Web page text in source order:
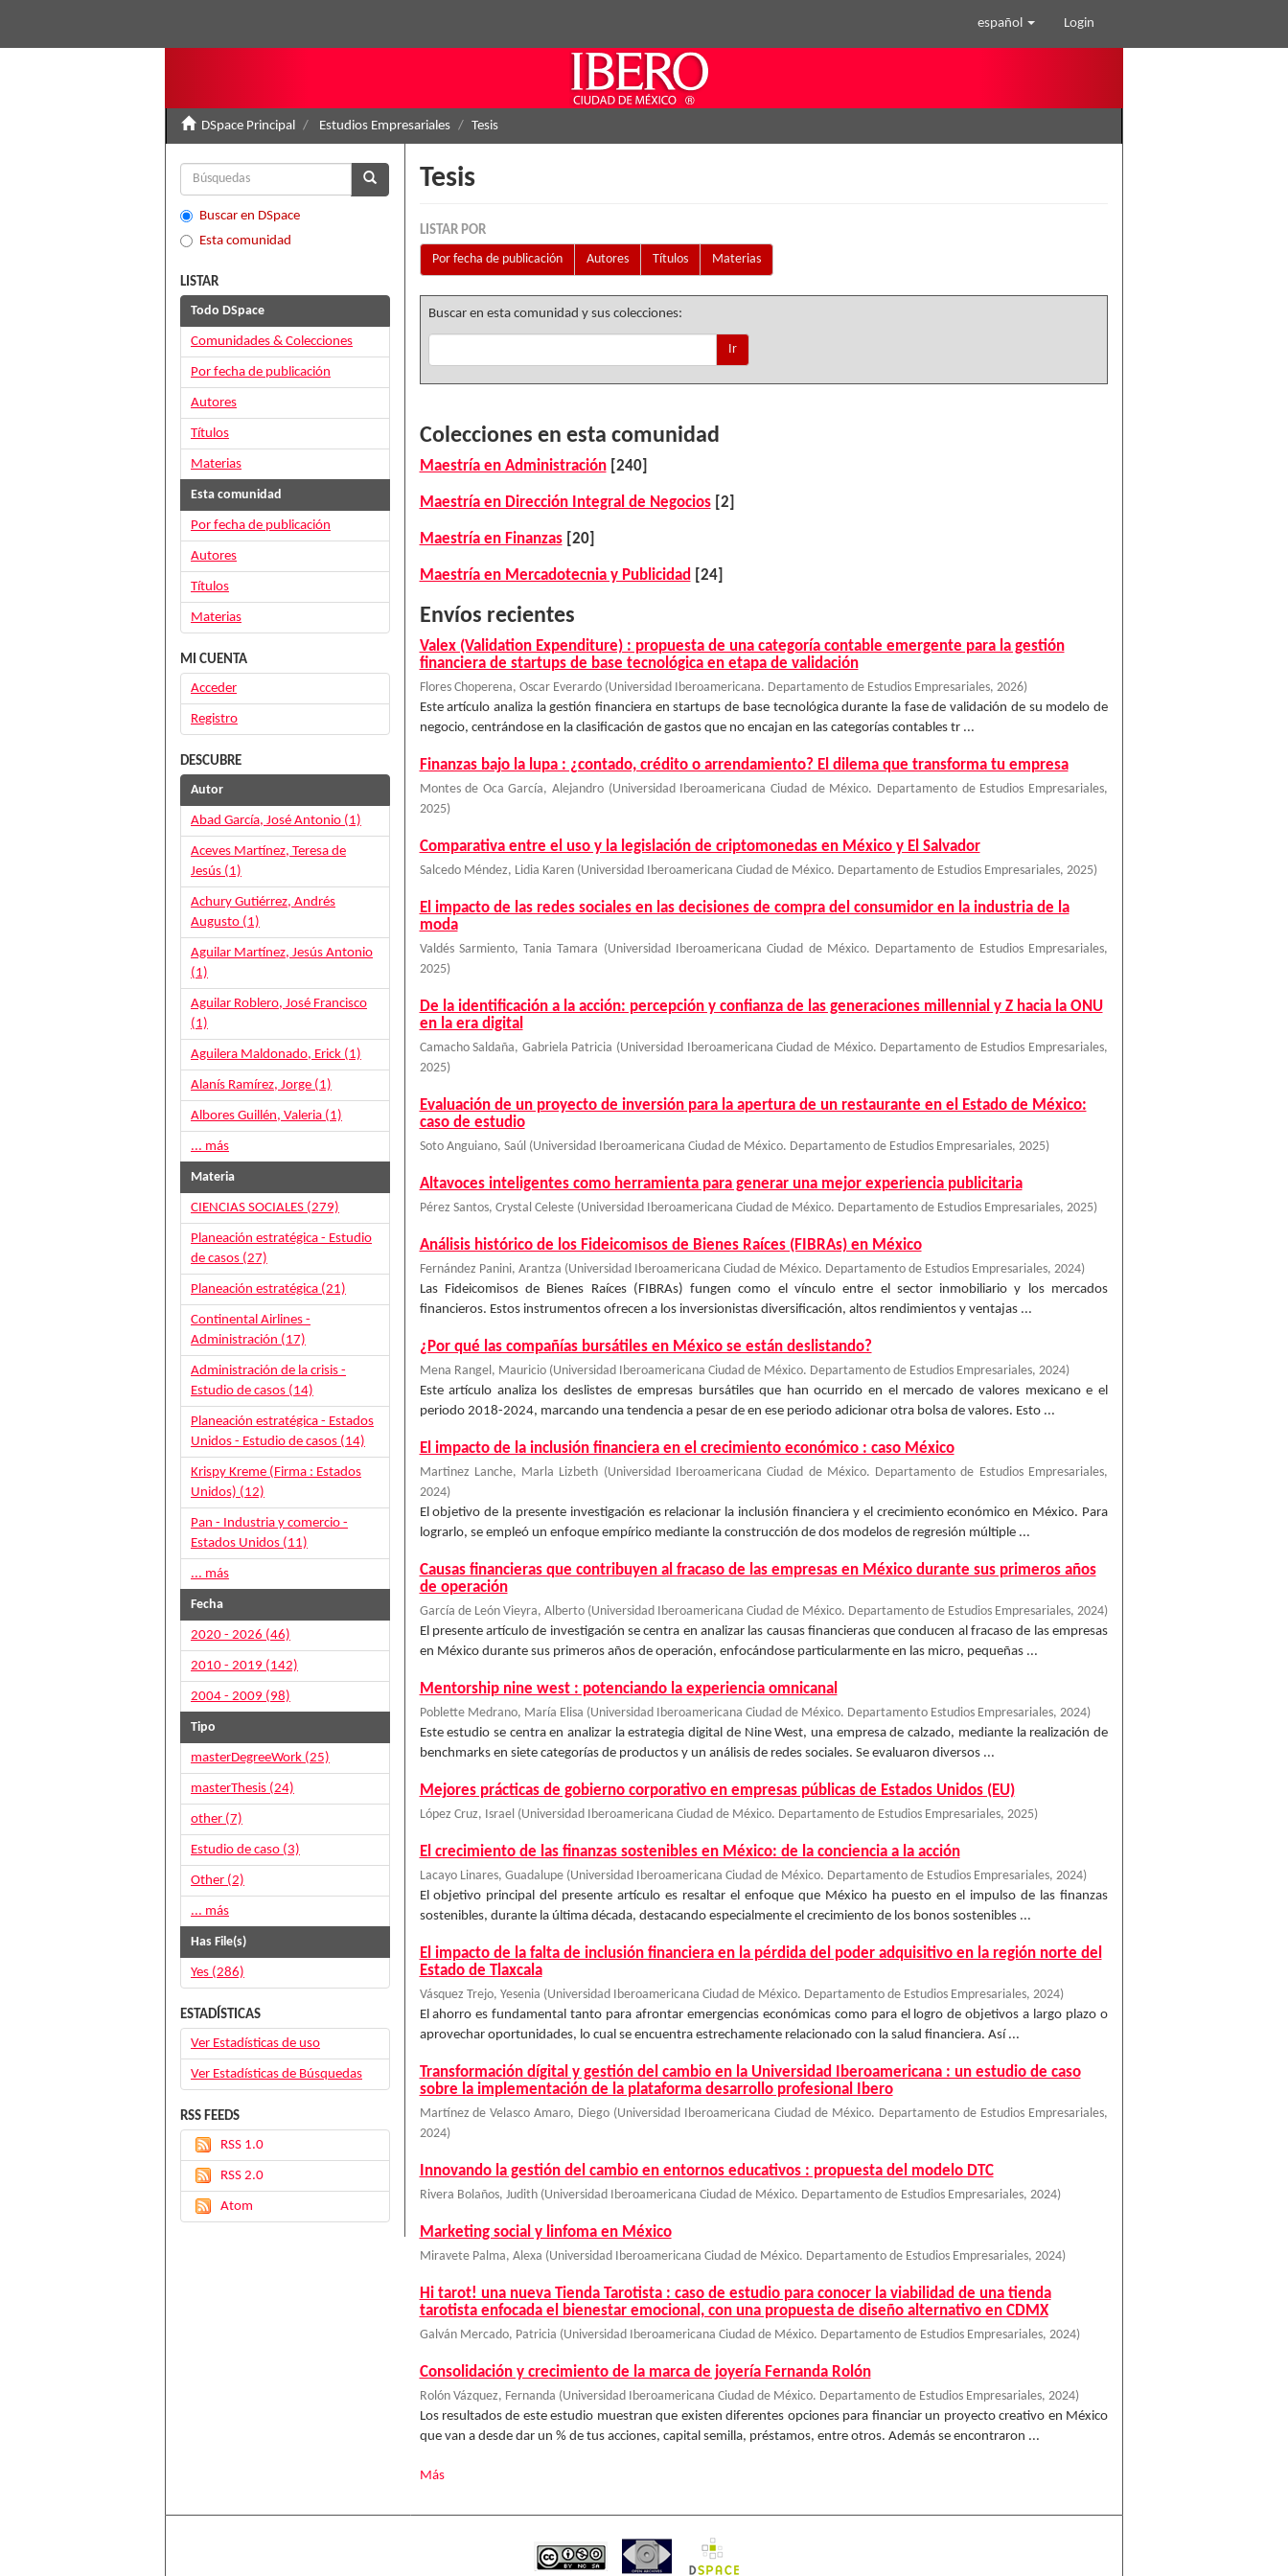
español Login
DSpace Principal Estudios Empresariales Tesis
Tesis
LISTAR POR
Por fecha de publicación
Autores Títulos Materias
Buscar en esta comunidad y sus colecciones:
Ir
Colecciones en esta comunidad
Maestría en Administración[240]
Maestría en Dirección Integral de Negocios[2]
Maestría en Finanzas[20]
Maestría en Mercadotecnia y Publicidad [24]
Envíos recientes
Valex (Validation Expenditure) : propuesta de una categoría contable emergente para la gestión
financiera de startups de base tecnológica en etapa de validación
Flores Choperena, Oscar Everardo (Universidad Iberoamericana. Departamento de Estudios Empresariales, 2026)
Este artículo analiza la gestión financiera en startups de base tecnológica durante la fase de validación de su modelo de
negocio, centrándose en la clasificación de gastos que no encajan en las categorías contables tr ...
Finanzas bajo la lupa : ¿contado, crédito o arrendamiento? El dilema que transforma tu empresa
Montes de Oca García, Alejandro (Universidad Iberoamericana Ciudad de México. Departamento de Estudios Empresariales,
2025)
Comparativa entre el uso y la legislación de criptomonedas en México y El Salvador
Salcedo Méndez, Lidia Karen (Universidad Iberoamericana Ciudad de México. Departamento de Estudios Empresariales, 2025)
El impacto de las redes sociales en las decisiones de compra del consumidor en la industria de la
moda
Valdés Sarmiento, Tania Tamara (Universidad Iberoamericana Ciudad de México. Departamento de Estudios Empresariales,
2025)
De la identificación a la acción: percepción y confianza de las generaciones millennial y Z hacia la ONU
en la era digital
Camacho Saldaña, Gabriela Patricia (Universidad Iberoamericana Ciudad de México. Departamento de Estudios Empresariales,
2025)
Evaluación de un proyecto de inversión para la apertura de un restaurante en el Estado de México:
caso de estudio
Soto Anguiano, Saúl (Universidad Iberoamericana Ciudad de México. Departamento de Estudios Empresariales, 2025)
Altavoces inteligentes como herramienta para generar una mejor experiencia publicitaria
Pérez Santos, Crystal Celeste (Universidad Iberoamericana Ciudad de México. Departamento de Estudios Empresariales, 2025)
Análisis histórico de los Fideicomisos de Bienes Raíces (FIBRAs) en México
Fernández Panini, Arantza (Universidad Iberoamericana Ciudad de México. Departamento de Estudios Empresariales, 2024)
Las Fideicomisos de Bienes Raíces (FIBRAs) fungen como el vínculo entre el sector inmobiliario y los mercados
financieros. Estos instrumentos ofrecen a los inversionistas diversificación, altos rendimientos y ventajas ...
¿Por qué las compañías bursátiles en México se están deslistando?
Mena Rangel, Mauricio (Universidad Iberoamericana Ciudad de México. Departamento de Estudios Empresariales, 2024)
Este artículo analiza los deslistes de empresas bursátiles que han ocurrido en el mercado de valores mexicano e el
periodo 2018-2024, marcando una tendencia a pesar de en ese periodo adicionar otra bolsa de valores. Esto ...
El impacto de la inclusión financiera en el crecimiento económico : caso México
Martinez Lanche, Marla Lizbeth (Universidad Iberoamericana Ciudad de México. Departamento de Estudios Empresariales,
2024)
El objetivo de la presente investigación es relacionar la inclusión financiera y el crecimiento económico en México. Para
lograrlo, se empleó un enfoque empírico mediante la construcción de dos modelos de regresión múltiple ...
Causas financieras que contribuyen al fracaso de las empresas en México durante sus primeros años
de operación
García de León Vieyra, Alberto (Universidad Iberoamericana Ciudad de México. Departamento de Estudios Empresariales, 2024)
El presente artículo de investigación se centra en analizar las causas financieras que conducen al fracaso de las empresas
en México durante sus primeros años de operación, enfocándose particularmente en las micro, pequeñas ...
Mentorship nine west : potenciando la experiencia omnicanal
Poblette Medrano, María Elisa (Universidad Iberoamericana Ciudad de México. Departamento Estudios Empresariales, 2024)
Este estudio se centra en analizar la estrategia digital de Nine West, una empresa de calzado, mediante la realización de
benchmarks en siete categorías de productos y un análisis de redes sociales. Se evaluaron diversos ...
Mejores prácticas de gobierno corporativo en empresas públicas de Estados Unidos (EU)
López Cruz, Israel (Universidad Iberoamericana Ciudad de México. Departamento de Estudios Empresariales, 2025)
El crecimiento de las finanzas sostenibles en México: de la conciencia a la acción
Lacayo Linares, Guadalupe (Universidad Iberoamericana Ciudad de México. Departamento de Estudios Empresariales, 2024)
El objetivo principal del presente artículo es resaltar el enfoque que México ha puesto en el impulso de las finanzas
sostenibles, durante la última década, destacando especialmente el crecimiento de los bonos sostenibles ...
El impacto de la falta de inclusión financiera en la pérdida del poder adquisitivo en la región norte del
Estado de Tlaxcala
Vásquez Trejo, Yesenia (Universidad Iberoamericana Ciudad de México. Departamento de Estudios Empresariales, 2024)
El ahorro es fundamental tanto para afrontar emergencias económicas como para el logro de objetivos a largo plazo o
aprovechar oportunidades, lo cual se encuentra estrechamente relacionado con la salud financiera. Así ...
Transformación dígital y gestión del cambio en la Universidad Iberoamericana : un estudio de caso
sobre la implementación de la plataforma desarrollo profesional Ibero
Martínez de Velasco Amaro, Diego (Universidad Iberoamericana Ciudad de México. Departamento de Estudios Empresariales,
2024)
Innovando la gestión del cambio en entornos educativos : propuesta del modelo DTC
Rivera Bolaños, Judith (Universidad Iberoamericana Ciudad de México. Departamento de Estudios Empresariales, 2024)
Marketing social y linfoma en México
Miravete Palma, Alexa (Universidad Iberoamericana Ciudad de México. Departamento de Estudios Empresariales, 2024)
Hi tarot! una nueva Tienda Tarotista : caso de estudio para conocer la viabilidad de una tienda
tarotista enfocada el bienestar emocional, con una propuesta de diseño alternativo en CDMX
Galván Mercado, Patricia (Universidad Iberoamericana Ciudad de México. Departamento de Estudios Empresariales, 2024)
Consolidación y crecimiento de la marca de joyería Fernanda Rolón
Rolón Vázquez, Fernanda (Universidad Iberoamericana Ciudad de México. Departamento de Estudios Empresariales, 2024)
Los resultados de este estudio muestran que existen diferentes opciones para financiar un proyecto creativo en México
que van a desde dar un % de tus acciones, capital semilla, préstamos, entre otros. Además se encontraron ...
Más
Buscar en DSpace
Esta comunidad
LISTAR
Todo DSpace
Comunidades & Colecciones
Por fecha de publicación
Autores
Títulos
Materias
Esta comunidad
Por fecha de publicación
Autores
Títulos
Materias
MI CUENTA
Acceder
Registro
DESCUBRE
Autor
Abad García, José Antonio (1)
Aceves Martínez, Teresa de
Jesús (1)
Achury Gutiérrez, Andrés
Augusto (1)
Aguilar Martínez, Jesús Antonio
(1)
Aguilar Roblero, José Francisco
(1)
Aguilera Maldonado, Erick (1)
Alanís Ramírez, Jorge (1)
Albores Guillén, Valeria (1)
... más
Materia
CIENCIAS SOCIALES (279)
Planeación estratégica - Estudio
de casos (27)
Planeación estratégica (21)
Continental Airlines -
Administración (17)
Administración de la crisis -
Estudio de casos (14)
Planeación estratégica - Estados
Unidos - Estudio de casos (14)
Krispy Kreme (Firma : Estados
Unidos) (12)
Pan - Industria y comercio -
Estados Unidos (11)
... más
Fecha
2020 - 2026 (46)
2010 - 2019 (142)
2004 - 2009 (98)
Tipo
masterDegreeWork (25)
masterThesis (24)
other (7)
Estudio de caso (3)
Other (2)
... más
Has File(s)
Yes (286)
ESTADÍSTICAS
Ver Estadísticas de uso
Ver Estadísticas de Búsquedas
RSS FEEDS
RSS 1.0
RSS 2.0
Atom